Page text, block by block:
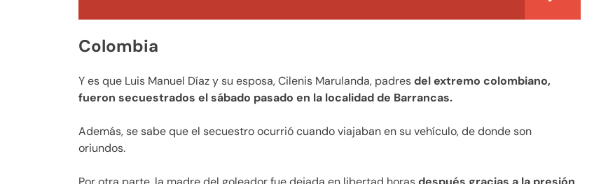
Colombia
Y es que Luis Manuel Díaz y su esposa, Cilenis Marulanda, padresdel extremo colombiano,
fueron secuestrados el sábado pasado en la localidad de Barrancas.
Además, se sabe que el secuestro ocurrió cuando viajaban en su vehículo, de donde son
oriundos.